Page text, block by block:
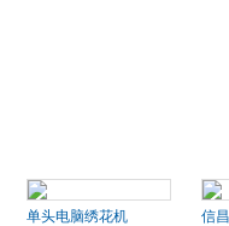
单头电脑绣花机
信